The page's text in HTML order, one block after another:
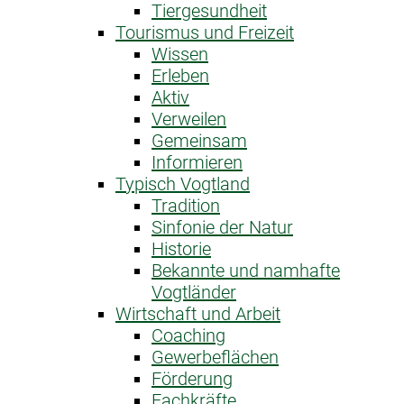
Tiergesundheit
Tourismus und Freizeit
Wissen
Erleben
Aktiv
Verweilen
Gemeinsam
Informieren
Typisch Vogtland
Tradition
Sinfonie der Natur
Historie
Bekannte und namhafte
Vogtländer
Wirtschaft und Arbeit
Coaching
Gewerbeflächen
Förderung